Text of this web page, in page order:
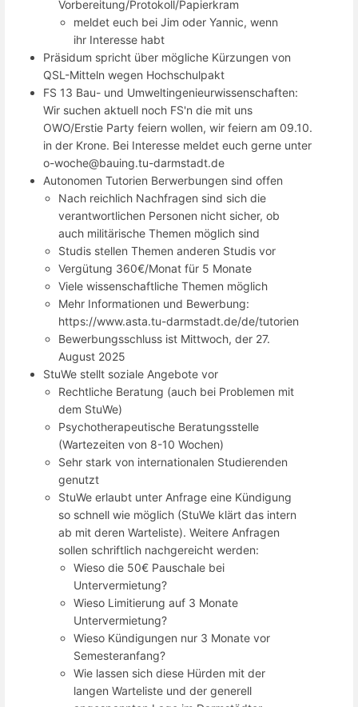
Vorbereitung/Protokoll/Papierkram
meldet euch bei Jim oder Yannic, wenn
ihr Interesse habt
Präsidum spricht über mögliche Kürzungen von
QSL-Mitteln wegen Hochschulpakt
FS 13 Bau- und Umweltingenieurwissenschaften:
Wir suchen aktuell noch FS'n die mit uns
OWO/Erstie Party feiern wollen, wir feiern am 09.10.
in der Krone. Bei Interesse meldet euch gerne unter
o-woche@bauing.tu-darmstadt.de
Autonomen Tutorien Berwerbungen sind offen
Nach reichlich Nachfragen sind sich die
verantwortlichen Personen nicht sicher, ob
auch militärische Themen möglich sind
Studis stellen Themen anderen Studis vor
Vergütung 360€/Monat für 5 Monate
Viele wissenschaftliche Themen möglich
Mehr Informationen und Bewerbung:
https://www.asta.tu-darmstadt.de/de/tutorien
Bewerbungsschluss ist Mittwoch, der 27.
August 2025
StuWe stellt soziale Angebote vor
Rechtliche Beratung (auch bei Problemen mit
dem StuWe)
Psychotherapeutische Beratungsstelle
(Wartezeiten von 8-10 Wochen)
Sehr stark von internationalen Studierenden
genutzt
StuWe erlaubt unter Anfrage eine Kündigung
so schnell wie möglich (StuWe klärt das intern
ab mit deren Warteliste). Weitere Anfragen
sollen schriftlich nachgereicht werden:
Wieso die 50€ Pauschale bei
Untervermietung?
Wieso Limitierung auf 3 Monate
Untervermietung?
Wieso Kündigungen nur 3 Monate vor
Semesteranfang?
Wie lassen sich diese Hürden mit der
langen Warteliste und der generell